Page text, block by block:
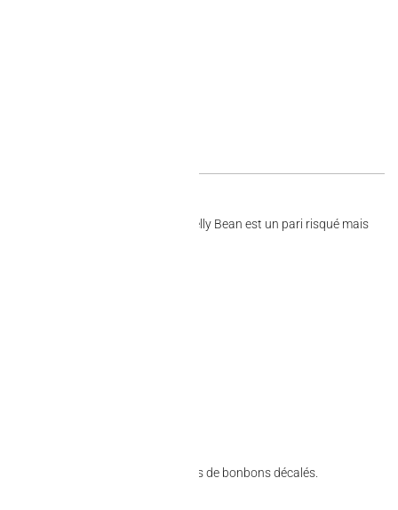
et saveurs… douteuses, chaque Jelly Bean est un pari risqué mais
moyen de le savoir : croquer !
ados, les soirées jeux ou les fans de bonbons décalés.